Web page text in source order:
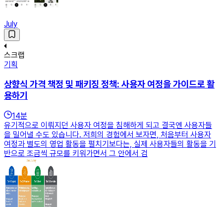
July
스크랩
기획
상향식 가격 책정 및 패키징 정책: 사용자 여정을 가이드로 활
용하기
14분
유기적으로 이뤄지던 사용자 여정을 침해하게 되고 결국엔 사용자들
을 밀어낼 수도 있습니다. 저희의 경험에서 보자면, 처음부터 사용자
여정과 별도의 영업 활동을 펼치기보다는, 실제 사용자들의 활동을 기
반으로 조금씩 규모를 키워가면서 그 안에서 검